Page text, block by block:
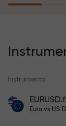
Instrumento
Euro vs US